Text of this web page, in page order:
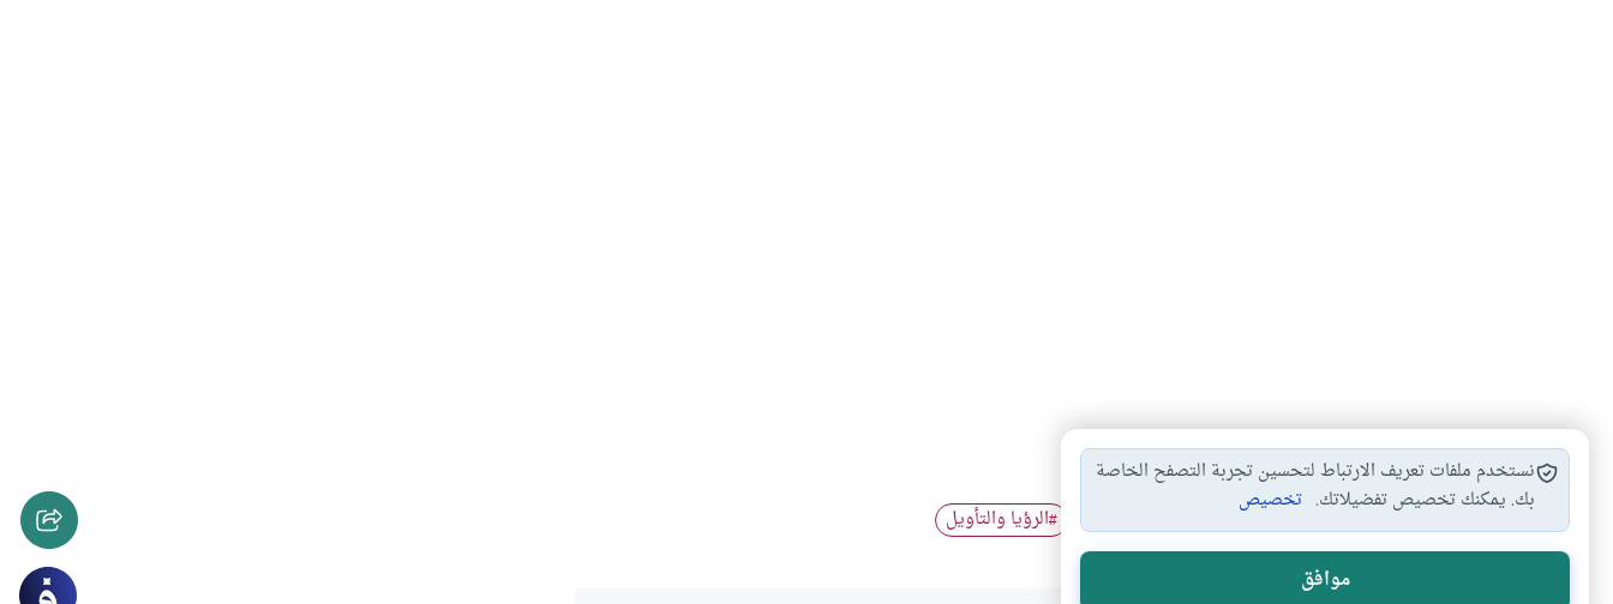
هدي الرسول في… الرؤيا علم له… التمييز بين الرؤيا… #الرؤيا والتأويل
نستخدم ملفات تعريف الارتباط لتحسين تجربة التصفح الخاصة
بك. يمكنك تخصيص تفضيلاتك. تخصيص
موافق